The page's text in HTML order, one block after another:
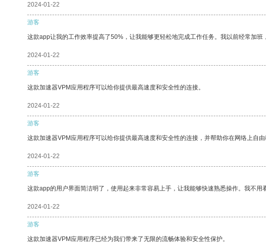
2024-01-22
游客
这款app让我的工作效率提高了50%，让我能够更轻松地完成工作任务。我以前经常加
2024-01-22
游客
这款加速器VPM应用程序可以给你提供最高速度和安全性的连接。
2024-01-22
游客
这款加速器VPM应用程序可以给你提供最高速度和安全性的连接，并帮助你在网络上自由
2024-01-22
游客
这款app的用户界面简洁明了，使用起来非常容易上手，让我能够快速熟悉操作。我不用
2024-01-22
游客
这款加速器VPM应用程序已经为我们带来了无限的流畅体验和安全性保护。